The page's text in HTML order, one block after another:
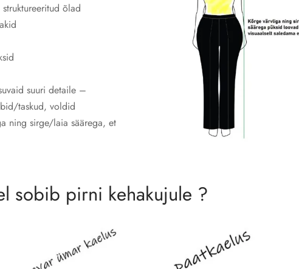
õlad
suuri detaile –
taskud, voldid
ning sirge/laia säärega, et
sobib pirni kehakujule ?